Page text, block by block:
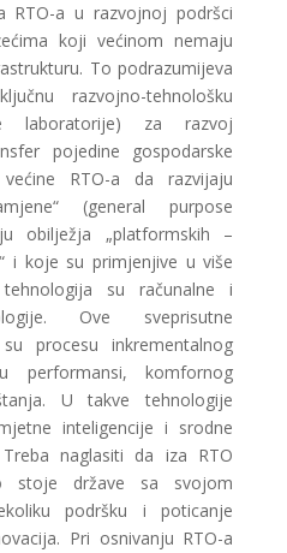
RTO-a u razvojnoj podršci
koji većinom nemaju
To podrazumijeva
razvojno-tehnološku
laboratorije) za razvoj
pojedine gospodarske
RTO-a da razvijaju
(general purpose
obilježja „platformskih –
i koje su primjenjive u više
su računalne i
Ove sveprisutne
procesu inkrementalnog
performansi, komfornog
U takve tehnologije
inteligencije i srodne
naglasiti da iza RTO
stoje države sa svojom
podršku i poticanje
Pri osnivanju RTO-a